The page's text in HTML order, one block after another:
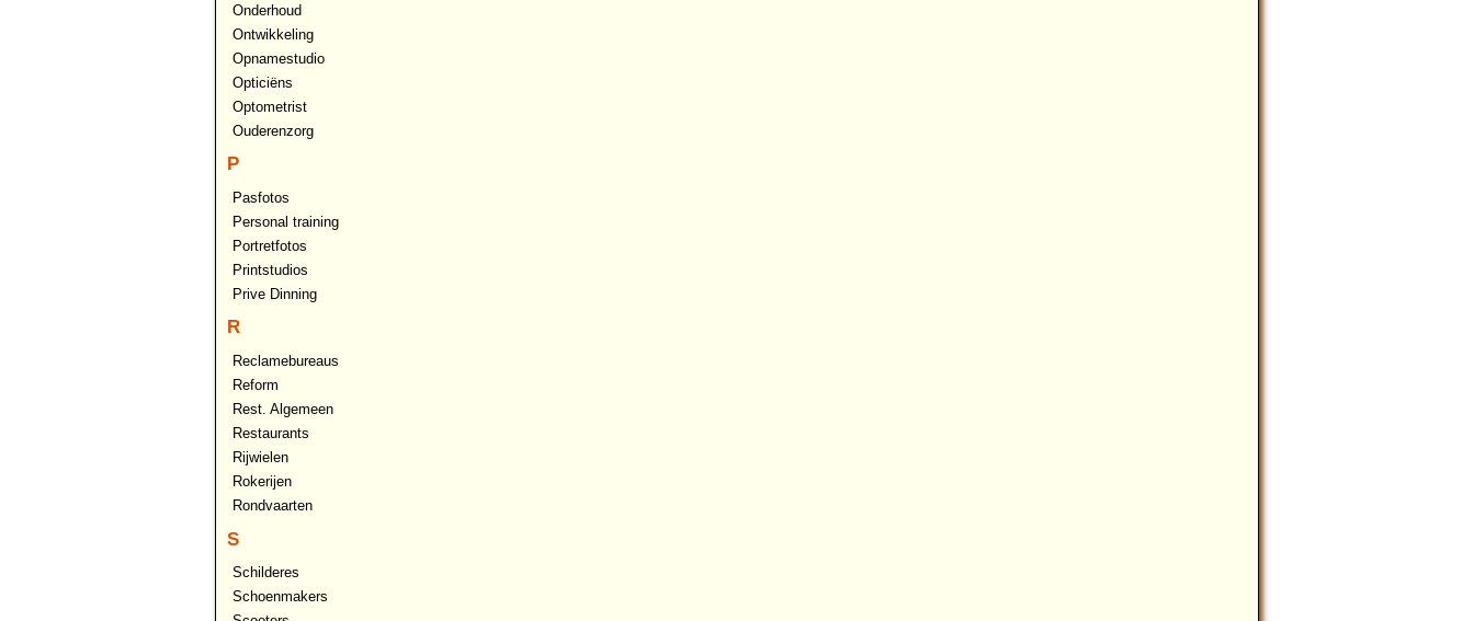
Onderhoud
Ontwikkeling
Opnamestudio
Opticiëns
Optometrist
Ouderenzorg
P
Pasfotos
Personal training
Portretfotos
Printstudios
Prive Dinning
R
Reclamebureaus
Reform
Rest. Algemeen
Restaurants
Rijwielen
Rokerijen
Rondvaarten
S
Schilderes
Schoenmakers